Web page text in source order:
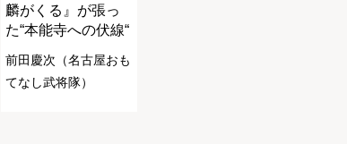
麟がくる』が張っ
た“本能寺への伏線“
前田慶次（名古屋おも
てなし武将隊）